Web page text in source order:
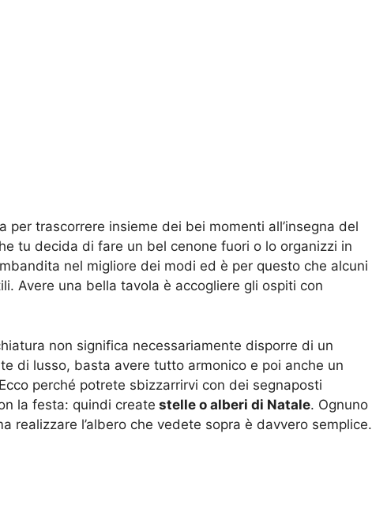
per trascorrere insieme dei bei momenti all’insegna del
tu decida di fare un bel cenone fuori o lo organizzi in
nel migliore dei modi ed è per questo che alcuni
Avere una bella tavola è accogliere gli ospiti con
non significa necessariamente disporre di un
di lusso, basta avere tutto armonico e poi anche un
perché potrete sbizzarrirvi con dei segnaposti
la festa: quindi create stelle o alberi di Natale. Ognuno
realizzare l’albero che vedete sopra è davvero semplice.